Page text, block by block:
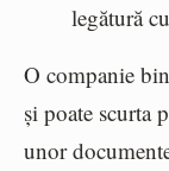
legătură
O companie
și poate scurta
unor